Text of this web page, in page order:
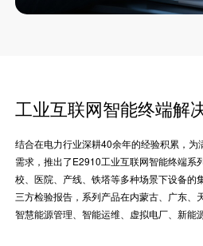
工业互联网智能终端解
结合在电力行业深耕40余年的经验积累，
需求，推出了E2910工业互联网智能终端系
校、医院、产线、铁塔等多种场景下设备
三方检验报告，系列产品在内蒙古、广东
智慧能源管理、智能运维、虚拟电厂、新能